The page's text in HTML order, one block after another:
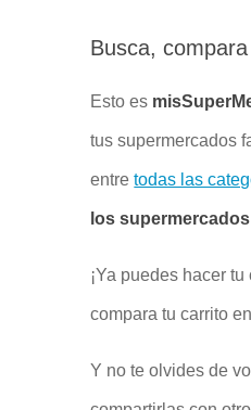
Busca,
Esto es
tus supermercados
entretodas las
los
¡Ya puedes hacer
compara tu carrito
Y no te olvides de